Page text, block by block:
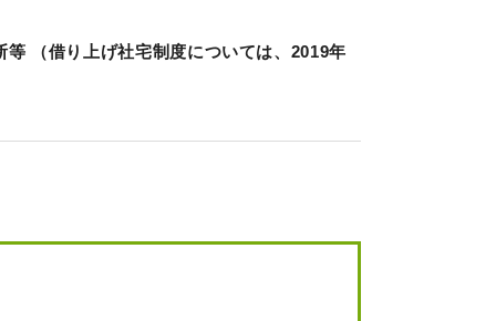
（借り上げ社宅制度については、2019年